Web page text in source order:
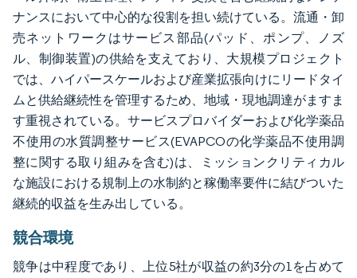
ナンスにおいて中心的な役割を担い続けている。流通・卸
売ネットワークはサービス部品(パッド、ポンプ、ノズ
ル、制御装置)の供給を支えており、大規模プロジェクト
では、ハイパースケールおよび産業拡張向けにリードタイ
ムと供給継続性を管理するため、地域・現地調達がますま
す重視されている。サービスプロバイダーおよび化学薬品
不使用の水質調整サービス(EVAPCOの化学薬品不使用調
整に関する取り組みを含む)は、ミッションクリティカル
な施設における規制上の水制約と稼働率要件に結びついた
継続的収益を生み出している。
競合環境
競争は中程度であり、上位5社が収益の約3分の1を占めて